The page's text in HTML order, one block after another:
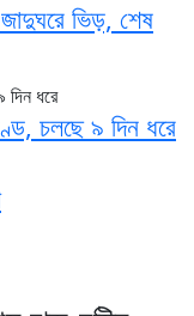
ভিড়, শেষ
চলছে ৯ দিন ধরে